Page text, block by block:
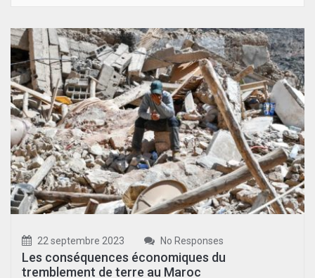
22 septembre 2023 No Responses
Les conséquences économiques du
tremblement de terre au Maroc